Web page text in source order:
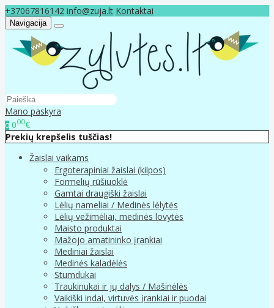
+37067816142 info@zuja.lt Kontaktai
Navigacija
Mano paskyra
0 000€
Prekių krepšelis tuščias!
Žaislai vaikams
Ergoterapiniai žaislai (kilpos)
Formelių rūšiuoklė
Gamtai draugiški žaislai
Lėlių nameliai / Medinės lėlytės
Lėlių vežimėliai, medinės lovytės
Maisto produktai
Mažojo amatininko įrankiai
Mediniai žaislai
Medinės kaladėlės
Stumdukai
Traukinukai ir jų dalys / Mašinėlės
Vaikiški indai, virtuvės įrankiai ir puodai